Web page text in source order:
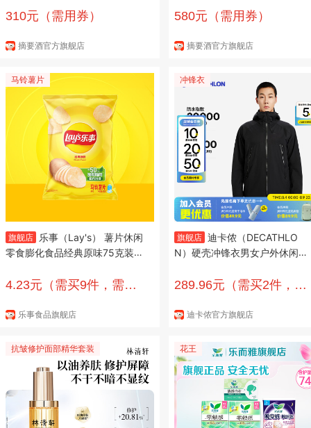
310元（需用券）
摘要酒官方旗舰店
580元（需用券）
摘要酒官方旗舰店
马铃薯片
旗舰店
乐事（Lay's） 薯片休闲
零食膨化食品经典原味75克装薯
4.23元（需买9件，需用
乐事食品旗舰店
冲锋衣
旗舰店 迪卡侬（DECATHLO
N）硬壳冲锋衣男女户外休闲登
0外套 男款-曜石黑 M
289.96元（需买2件，需
迪卡侬官方旗舰店
抗皱修护面部精华套装 花王